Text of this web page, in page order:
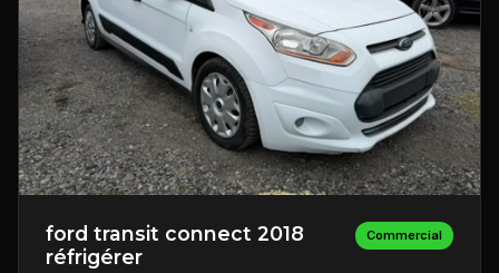
ford transit connect 2018
réfrigérer
Commercial